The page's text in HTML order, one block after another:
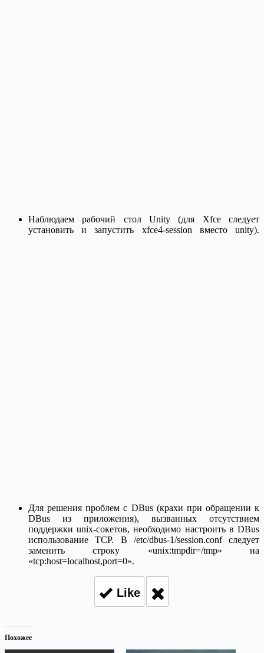
Наблюдаем рабочий стол Unity (для Xfce следует
установить и запустить xfce4-session вместо unity).
Для решения проблем с DBus (крахи при обращении к
DBus из приложения), вызванных отсутствием
поддержки unix-сокетов, необходимо настроить в DBus
использование TCP. В /etc/dbus-1/session.conf следует
заменить строку «unix:tmpdir=/tmp» на
«tcp:host=localhost,port=0».
Like
Похожее